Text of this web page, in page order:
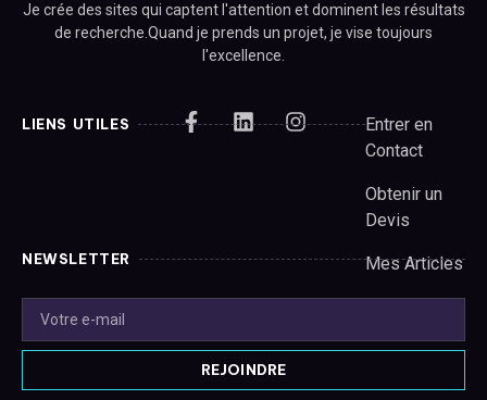
Je crée des sites qui captent l'attention et dominent les résultats
de recherche.Quand je prends un projet, je vise toujours
l'excellence.
LIENS UTILES
Entrer en
Contact
Obtenir un
Devis
Mes Articles
NEWSLETTER
REJOINDRE